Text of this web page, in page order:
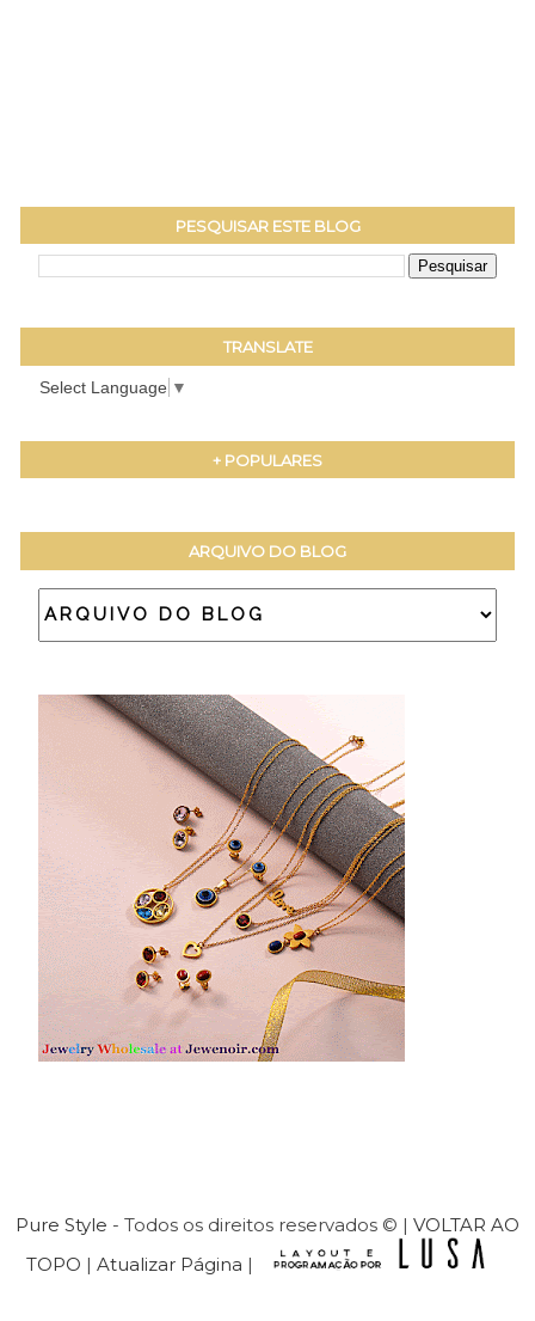
PESQUISAR ESTE BLOG
TRANSLATE
Select Language ▼
+ POPULARES
ARQUIVO DO BLOG
Pure Style - Todos os direitos reservados © | VOLTAR AO
TOPO | Atualizar Página |